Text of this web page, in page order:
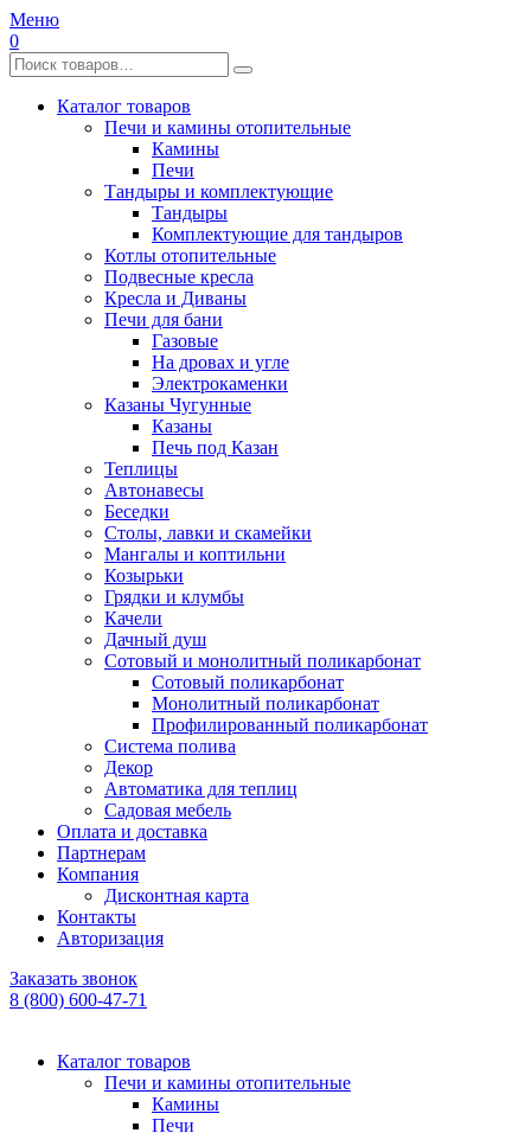
Меню
0
Каталог товаров
Печи и камины отопительные
Камины
Печи
Тандыры и комплектующие
Тандыры
Комплектующие для тандыров
Котлы отопительные
Подвесные кресла
Кресла и Диваны
Печи для бани
Газовые
На дровах и угле
Электрокаменки
Казаны Чугунные
Казаны
Печь под Казан
Теплицы
Автонавесы
Беседки
Столы, лавки и скамейки
Мангалы и коптильни
Козырьки
Грядки и клумбы
Качели
Дачный душ
Сотовый и монолитный поликарбонат
Сотовый поликарбонат
Монолитный поликарбонат
Профилированный поликарбонат
Система полива
Декор
Автоматика для теплиц
Садовая мебель
Оплата и доставка
Партнерам
Компания
Дисконтная карта
Контакты
Авторизация
Заказать звонок
8 (800) 600-47-71
Каталог товаров
Печи и камины отопительные
Камины
Печи